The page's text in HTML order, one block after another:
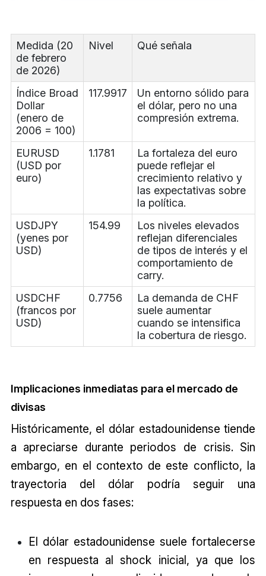
Medida (20
de febrero
de 2026)
Nivel Qué señala
Índice Broad
Dollar
(enero de
2006 = 100)
117.9917
Un entorno sólido para
el dólar, pero no una
compresión extrema.
EURUSD
(USD por
euro)
1.1781
La fortaleza del euro
puede reflejar el
crecimiento relativo y
las expectativas sobre
la política.
USDJPY
(yenes por
USD)
154.99
Los niveles elevados
reflejan diferenciales
de tipos de interés y el
comportamiento de
carry.
USDCHF
(francos por
USD)
0.7756
La demanda de CHF
suele aumentar
cuando se intensifica
la cobertura de riesgo.
Implicaciones inmediatas para el mercado de
divisas
Históricamente, el dólar estadounidense tiende
a apreciarse durante periodos de crisis. Sin
embargo, en el contexto de este conflicto, la
trayectoria del dólar podría seguir una
respuesta en dos fases:
El dólar estadounidense suele fortalecerse
en respuesta al shock inicial, ya que los